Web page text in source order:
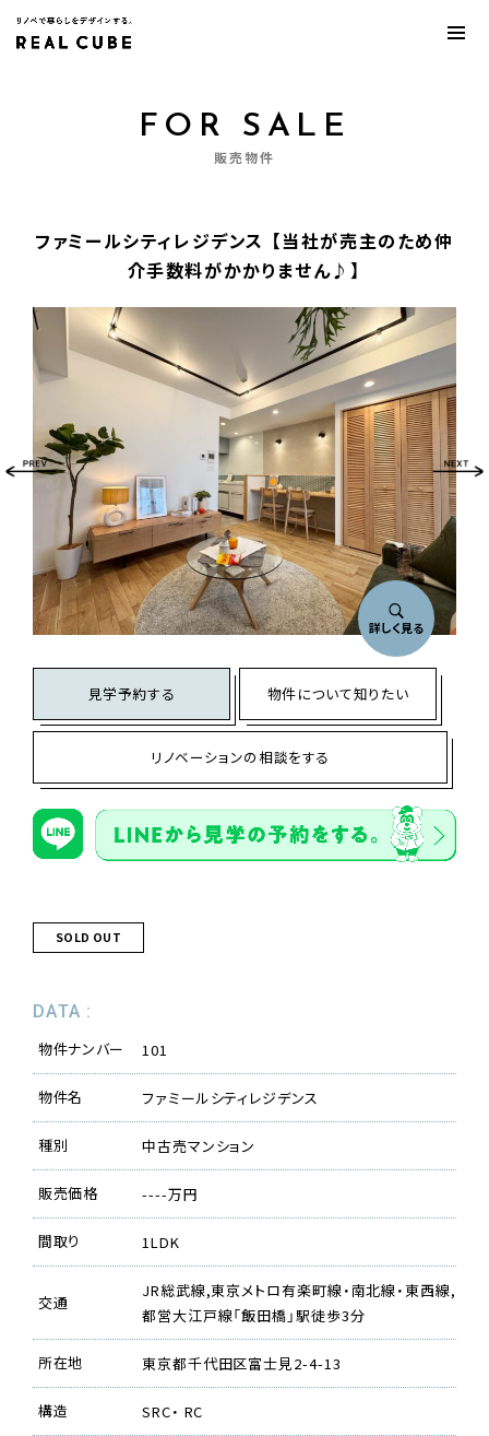
FOR SALE
販売物件
ファミールシティレジデンス 【当社が売主のため仲
介手数料がかかりません♪】
詳しく見る
見学予約する 物件について知りたい
リノベーションの相談をする
SOLD OUT
DATA :
物件ナンバー
101
物件名 ファミールシティレジデンス
種別 中古売マンション
販売価格 ----万円
間取り 1LDK
交通
JR総武線,東京メトロ有楽町線・南北線・東西線,
都営大江戸線「飯田橋」駅徒歩3分
所在地 東京都千代田区富士見2-4-13
構造 SRC・ RC